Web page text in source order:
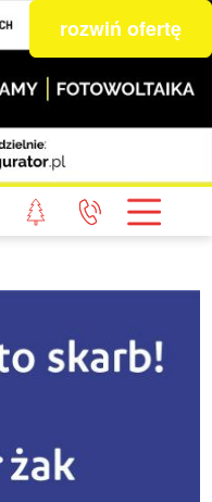
rozwiń ofertę